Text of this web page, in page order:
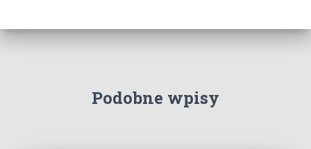
Podobne wpisy